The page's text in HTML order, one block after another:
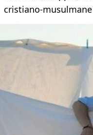
cristiano-